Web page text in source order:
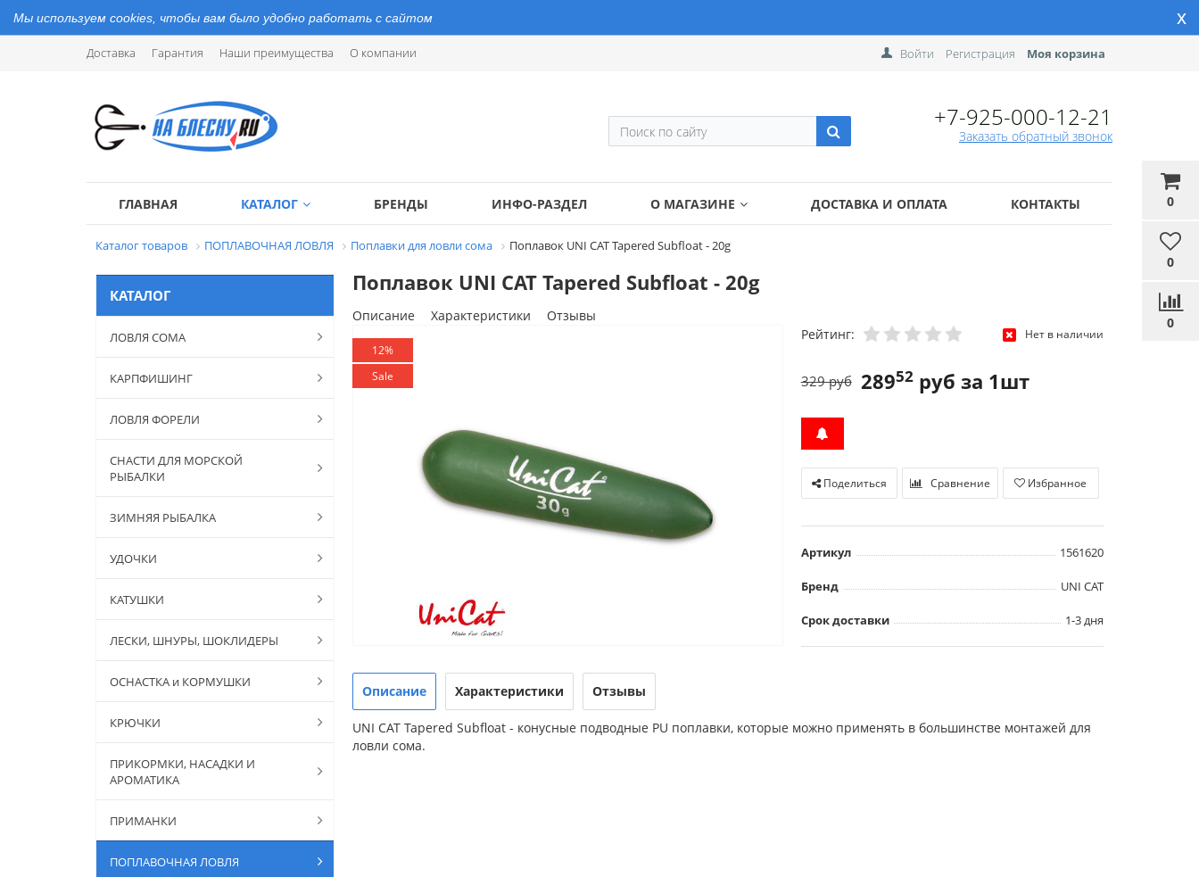
Мы используем cookies, чтобы вам было удобно работать с сайтом x
Доставка Гарантия Наши преимущества О компании
0
0
0
Войти Регистрация Моя корзина
+7-925-000-12-21
Заказать обратный звонок
ГЛАВНАЯ КАТАЛОГ БРЕНДЫ ИНФО-РАЗДЕЛ О МАГАЗИНЕ ДОСТАВКА И ОПЛАТА КОНТАКТЫ
Каталог товаров ПОПЛАВОЧНАЯ ЛОВЛЯ Поплавки для ловли сома Поплавок UNI CAT Tapered Subfloat - 20g
КАТАЛОГ
ЛОВЛЯ СОМА
КАРПФИШИНГ
ЛОВЛЯ ФОРЕЛИ
СНАСТИ ДЛЯ МОРСКОЙ
РЫБАЛКИ
ЗИМНЯЯ РЫБАЛКА
УДОЧКИ
КАТУШКИ
ЛЕСКИ, ШНУРЫ, ШОКЛИДЕРЫ
ОСНАСТКА и КОРМУШКИ
КРЮЧКИ
ПРИКОРМКИ, НАСАДКИ И
АРОМАТИКА
ПРИМАНКИ
ПОПЛАВОЧНАЯ ЛОВЛЯ
Поплавок UNI CAT Tapered Subfloat - 20g
Описание Характеристики Отзывы
12%
Sale
Рейтинг: Нет в наличии
28952руб за 1шт
329 руб
Поделиться Сравнение Избранное
Артикул 1561620
Бренд UNI CAT
Срок доставки 1-3 дня
Описание Характеристики Отзывы
UNI CAT Tapered Subfloat - конусные подводные PU поплавки, которые можно применять в большинстве монтажей для
ловли сома.